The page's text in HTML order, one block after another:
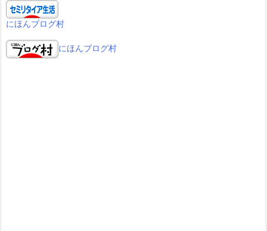
にほんブログ村
にほんブログ村